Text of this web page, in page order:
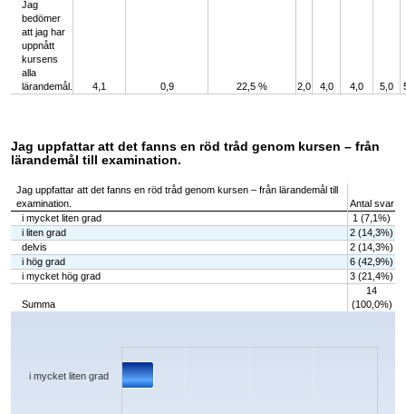
Jag
bedömer
att jag har
uppnått
kursens
alla
lärandemål.
4,1 0,9 22,5 % 2,0 4,0 4,0 5,0
Jag uppfattar att det fanns en röd tråd genom kursen – från
lärandemål till examination.
Jag uppfattar att det fanns en röd tråd genom kursen – från lärandemål till
examination.
Antal svar
i mycket liten grad
1 (7,1%)
i liten grad
2 (14,3%)
delvis
2 (14,3%)
i hög grad
6 (42,9%)
i mycket hög grad
3 (21,4%)
Summa
14
(100,0%)
Chart
The chart has 1 X axis displaying categories.
The chart has 1 Y axis displaying values. Data ranges from 1 to 6.
i mycket liten grad